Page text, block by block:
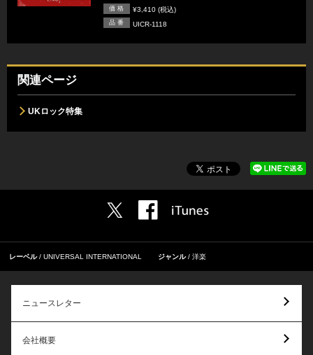
価 格 ¥3,410 (税込)
品 番 UICR-1118
関連ページ
UKロック特集
レーベル UNIVERSAL INTERNATIONAL ジャンル 洋楽
ニュースレター
会社概要